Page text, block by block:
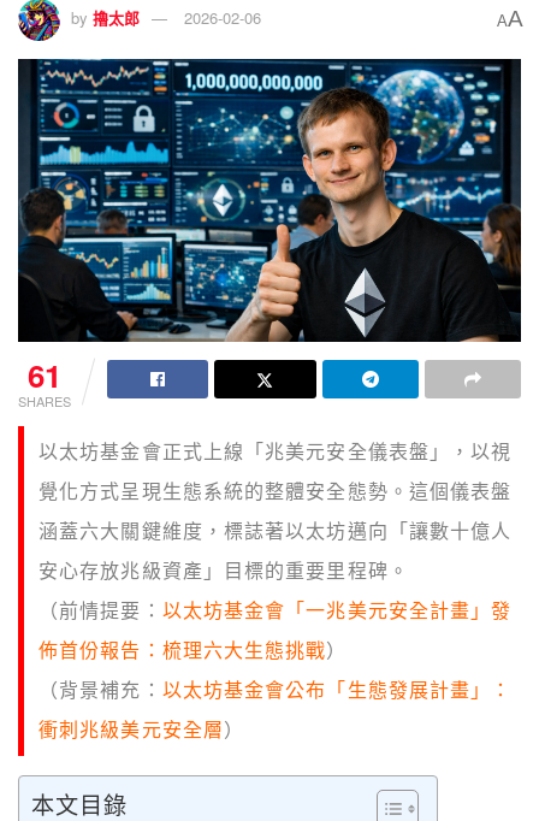
by 擼太郎 2026-02-06 AA
61
SHARES
以太坊基金會正式上線「兆美元安全儀表盤」，以視
覺化方式呈現生態系統的整體安全態勢。這個儀表盤
涵蓋六大關鍵維度，標誌著以太坊邁向「讓數十億人
安心存放兆級資產」目標的重要里程碑。
（前情提要： 以太坊基金會「一兆美元安全計畫」發
佈首份報告：梳理六大生態挑戰）
（背景補充： 以太坊基金會公布「生態發展計畫」：
衝刺兆級美元安全層 ）
本文目錄